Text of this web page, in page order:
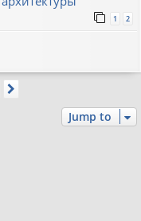
1 2
Jump to